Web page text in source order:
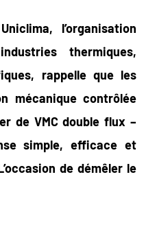
l’organisation
thermiques,
rappelle que les
mécanique contrôlée
de VMC double flux –
simple, efficace et
de démêler le